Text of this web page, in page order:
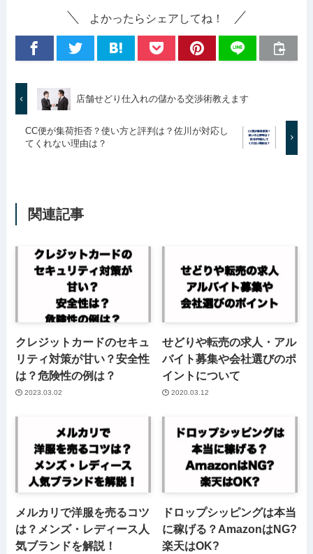
よかったらシェアしてね！
店舗せどり仕入れの儲かる交渉術教えます
CC便が集荷拒否？使い方と評判は？佐川が対応し
てくれない理由は？
関連記事
クレジットカードのセキュ
リティ対策が甘い？安全性
は？危険性の例は？
2023.03.02
せどりや転売の求人・アル
バイト募集や会社選びのポ
イントについて
2020.03.12
メルカリで洋服を売るコツ
は？メンズ・レディース人
気ブランドを解説！
ドロップシッピングは本当
に稼げる？AmazonはNG?
楽天はOK?